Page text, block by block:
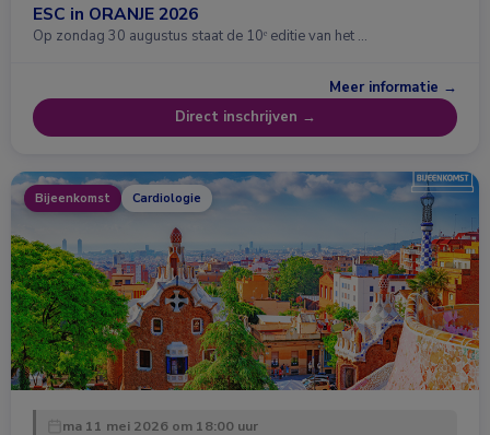
ESC in ORANJE 2026
Op zondag 30 augustus staat de 10ᵉ editie van het …
Meer informatie →
Direct inschrijven →
Bijeenkomst Cardiologie
ma 11 mei 2026 om 18:00 uur